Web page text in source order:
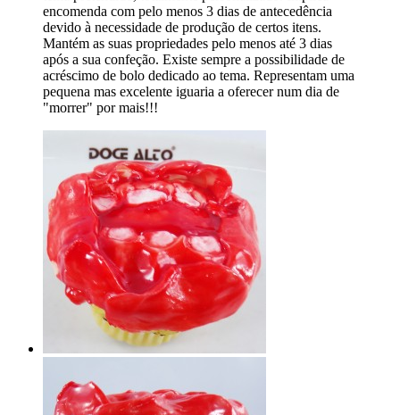
encomenda com pelo menos 3 dias de antecedência
devido à necessidade de produção de certos itens.
Mantém as suas propriedades pelo menos até 3 dias
após a sua confeção. Existe sempre a possibilidade de
acréscimo de bolo dedicado ao tema. Representam uma
pequena mas excelente iguaria a oferecer num dia de
"morrer" por mais!!!